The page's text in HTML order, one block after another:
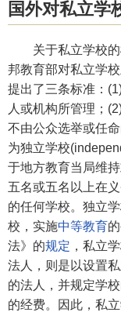
国外对私立学
关于私立学校的
邦教育部对私立学
提出了三条标准：
人或机构所管理；
不由公众选举或任
为独立学校
于地方教育当局维
五名或五名以上在
的任何学校。独立
校，实施中等教育
法》的规定 ，私立
法人，则是以设置
的法人，并规定学
的经费。因此，私